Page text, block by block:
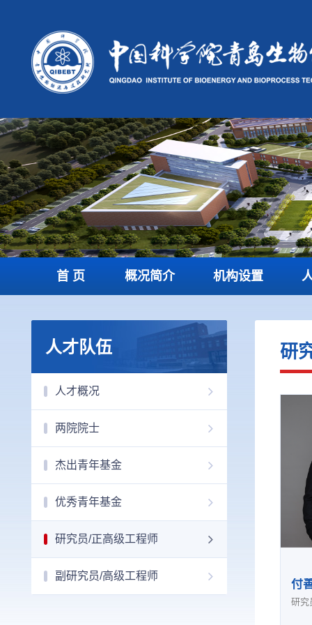
首 页 概况简介 机构设置
人才队伍
人才概况
两院院士
杰出青年基金
优秀青年基金
研究员/正高级工程师
副研究员/高级工程师
研
付
研究